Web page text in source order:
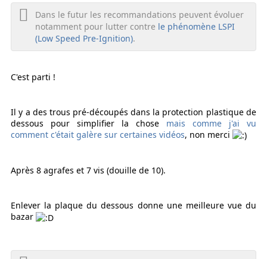
Dans le futur les recommandations peuvent évoluer
notamment pour lutter contre le phénomène LSPI
(Low Speed Pre-Ignition).
C'est parti !
Il y a des trous pré-découpés dans la protection plastique de
dessous pour simplifier la chose mais comme j'ai vu
comment c'était galère sur certaines vidéos, non merci
Après 8 agrafes et 7 vis (douille de 10).
Enlever la plaque du dessous donne une meilleure vue du
bazar